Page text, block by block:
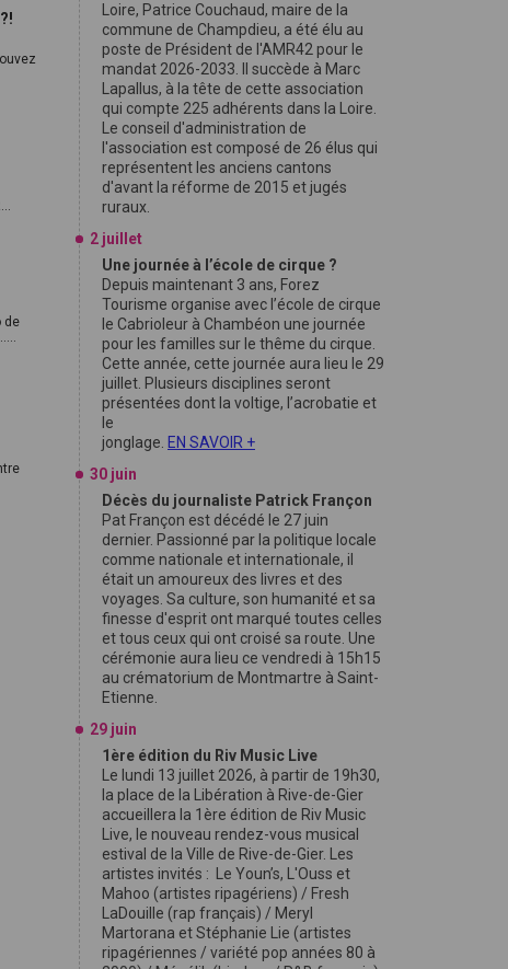
de
Loire, Patrice Couchaud, maire de la
commune de Champdieu, a été élu au
poste de Président de l'AMR42 pour le
mandat 2026-2033. Il succède à Marc
Lapallus, à la tête de cette association
qui compte 225 adhérents dans la Loire.
Le conseil d'administration de
l'association est composé de 26 élus qui
représentent les anciens cantons
d'avant la réforme de 2015 et jugés
ruraux.
2 juillet
Une journée à l’école de cirque ?
Depuis maintenant 3 ans, Forez
Tourisme organise avec l’école de cirque
le Cabrioleur à Chambéon une journée
pour les familles sur le thême du cirque.
Cette année, cette journée aura lieu le 29
juillet. Plusieurs disciplines seront
présentées dont la voltige, l’acrobatie et
le
jonglage. EN SAVOIR +
30 juin
Décès du journaliste Patrick Françon
Pat Françon est décédé le 27 juin
dernier. Passionné par la politique locale
comme nationale et internationale, il
était un amoureux des livres et des
voyages. Sa culture, son humanité et sa
finesse d'esprit ont marqué toutes celles
et tous ceux qui ont croisé sa route. Une
cérémonie aura lieu ce vendredi à 15h15
au crématorium de Montmartre à Saint-
Etienne.
29 juin
1ère édition du Riv Music Live
Le lundi 13 juillet 2026, à partir de 19h30,
la place de la Libération à Rive-de-Gier
accueillera la 1ère édition de Riv Music
Live, le nouveau rendez-vous musical
estival de la Ville de Rive-de-Gier. Les
artistes invités : Le Youn’s, L'Ouss et
Mahoo (artistes ripagériens) / Fresh
LaDouille (rap français) / Meryl
Martorana et Stéphanie Lie (artistes
ripagériennes / variété pop années 80 à